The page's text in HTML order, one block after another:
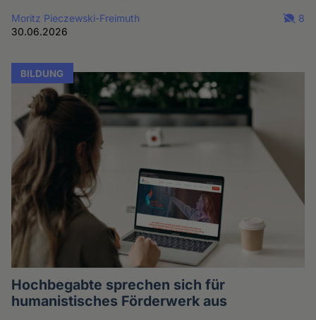
Moritz Pieczewski-Freimuth
30.06.2026
8
BILDUNG
Hochbegabte sprechen sich für
humanistisches Förderwerk aus